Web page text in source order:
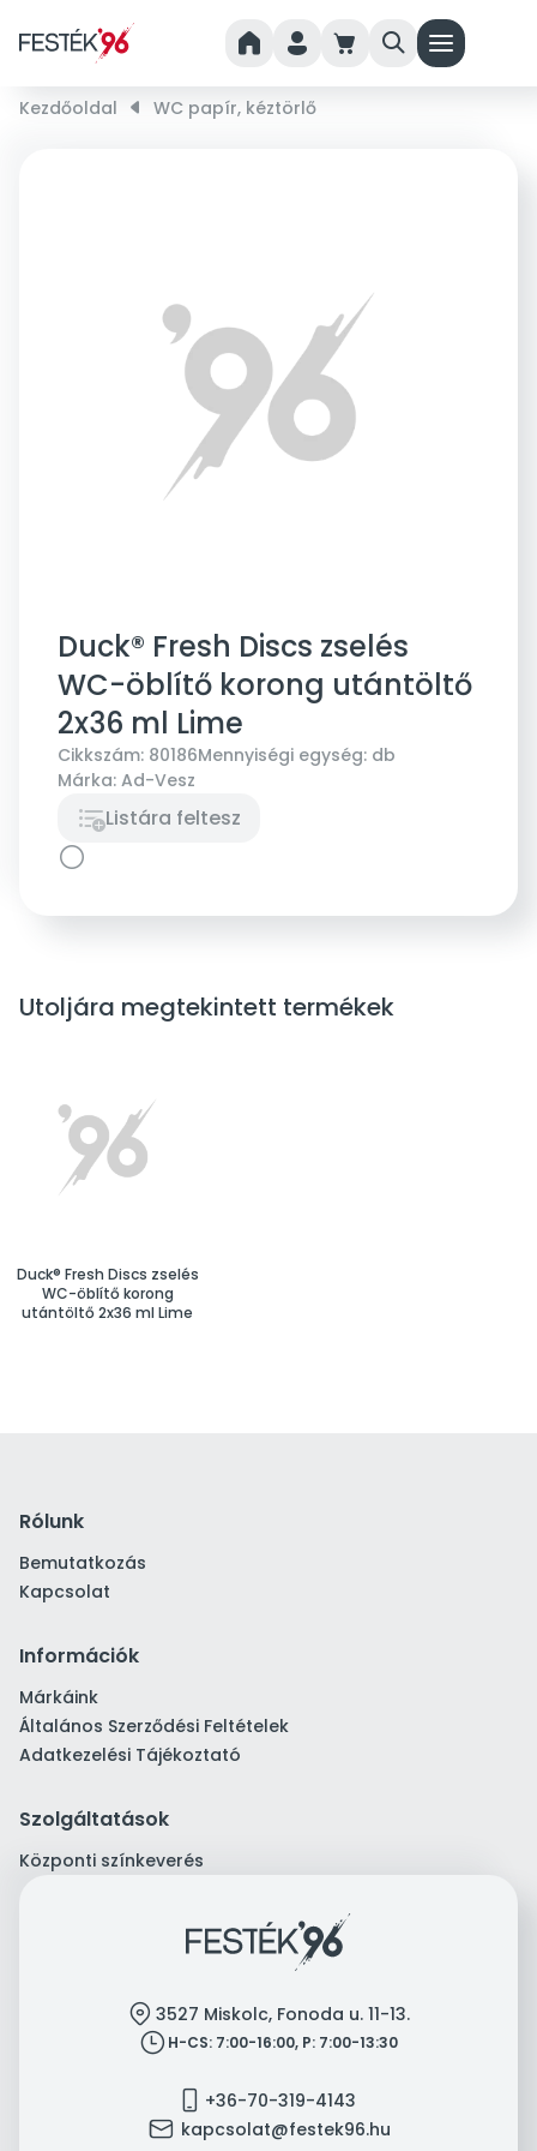
home person cart search menu
Kezdőoldal right_small WC papír, kéztörlő
Duck® Fresh Discs zselés
WC-öblítő korong utántöltő
2x36 ml Lime
Cikkszám: 80186Mennyiségi egység: db
Márka: Ad-Vesz
Listára feltesz
Utoljára megtekintett termékek
Duck® Fresh Discs zselés
WC-öblítő korong
utántöltő 2x36 ml Lime
Rólunk
Bemutatkozás
Kapcsolat
Információk
Márkáink
Általános Szerződési Feltételek
Adatkezelési Tájékoztató
Szolgáltatások
Központi színkeverés
location 3527 Miskolc, Fonoda u. 11-13.
clock H-CS: 7:00-16:00, P: 7:00-13:30
mobile +36-70-319-4143
mail kapcsolat@festek96.hu